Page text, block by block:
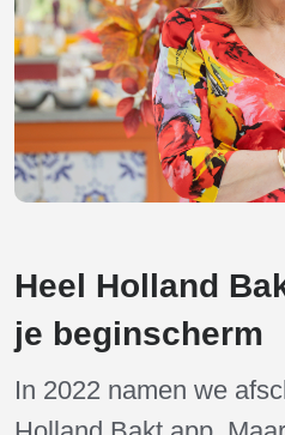
Heel Holland
je beginscherm
In 2022 namen we